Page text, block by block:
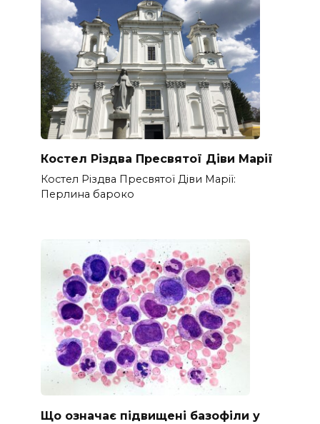
Костел Різдва Пресвятої Діви Марії
Костел Різдва Пресвятої Діви Марії:
Перлина бароко
Що означає підвищені базофіли у